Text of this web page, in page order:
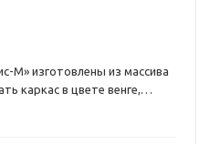
М» изготовлены из массива
каркас в цвете венге,
патиной, орех с